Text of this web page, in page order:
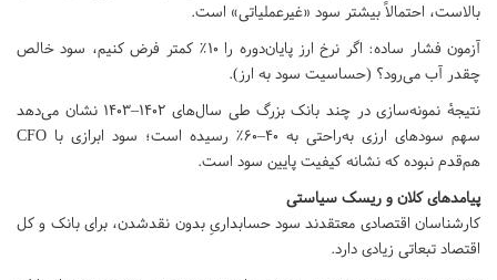
بالاست، احتمالاً بیشتر سود «غیرعملیاتی» است.
آزمون فشار ساده: اگر نرخ ارز پایان‌دوره را ۱۰٪ کمتر فرض کنیم، سود خالص
چقدر آب می‌رود؟ (حساسیت سود به ارز).
نتیجهٔ نمونه‌سازی در چند بانک بزرگ طی سال‌های ۱۴۰۲–۱۴۰۳ نشان می‌دهد
سهم سودهای ارزی به‌راحتی به ۴۰–۶۰٪ رسیده است؛ سود ابرازی با CFO
هم‌قدم نبوده که نشانه‌ کیفیت پایین سود است.
پیامدهای کلان و ریسک سیاستی
کارشناسان اقتصادی معتقدند سود حسابداریِ بدون نقدشدن، برای بانک و کل
اقتصاد تبعاتی زیادی دارد.